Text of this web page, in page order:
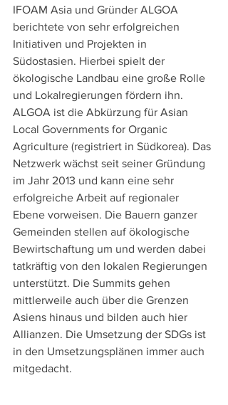
IFOAM Asia und Gründer ALGOA
berichtete von sehr erfolgreichen
Initiativen und Projekten in
Südostasien. Hierbei spielt der
ökologische Landbau eine große Rolle
und Lokalregierungen fördern ihn.
ALGOA ist die Abkürzung für Asian
Local Governments for Organic
Agriculture (registriert in Südkorea). Das
Netzwerk wächst seit seiner Gründung
im Jahr 2013 und kann eine sehr
erfolgreiche Arbeit auf regionaler
Ebene vorweisen. Die Bauern ganzer
Gemeinden stellen auf ökologische
Bewirtschaftung um und werden dabei
tatkräftig von den lokalen Regierungen
unterstützt. Die Summits gehen
mittlerweile auch über die Grenzen
Asiens hinaus und bilden auch hier
Allianzen. Die Umsetzung der SDGs ist
in den Umsetzungsplänen immer auch
mitgedacht.